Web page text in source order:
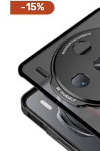
-15%